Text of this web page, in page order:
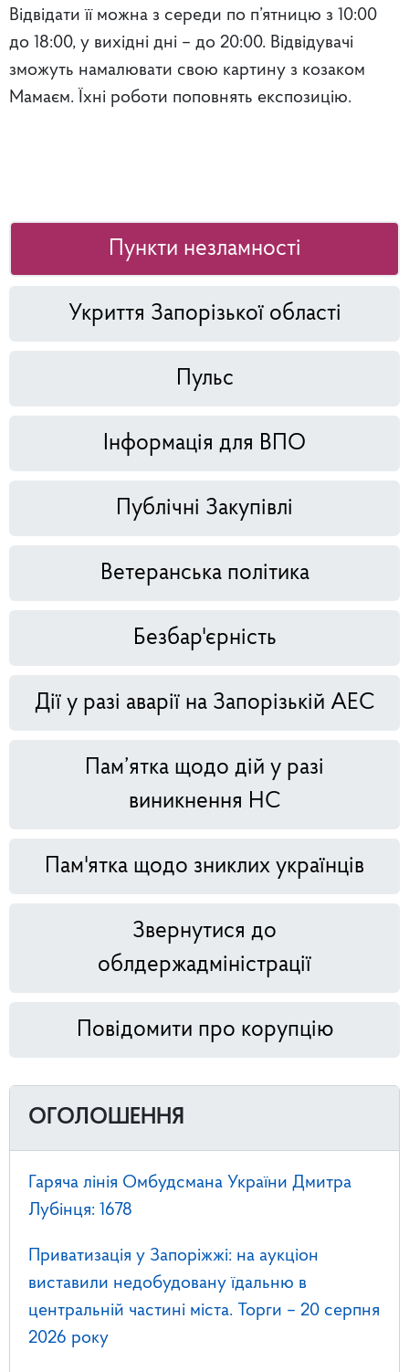
Відвідати її можна з середи по п’ятницю з 10:00
до 18:00, у вихідні дні – до 20:00. Відвідувачі
зможуть намалювати свою картину з козаком
Мамаєм. Їхні роботи поповнять експозицію.
Пункти незламності
Укриття Запорізької області
Пульс
Інформація для ВПО
Публічні Закупівлі
Ветеранська політика
Безбар'єрність
Дії у разі аварії на Запорізькій АЕС
Пам’ятка щодо дій у разі
виникнення НС
Пам'ятка щодо зниклих українців
Звернутися до
облдержадміністрації
Повідомити про корупцію
ОГОЛОШЕННЯ
Гаряча лінія Омбудсмана України Дмитра
Лубінця: 1678
Приватизація у Запоріжжі: на аукціон
виставили недобудовану їдальню в
центральній частині міста. Торги – 20 серпня
2026 року